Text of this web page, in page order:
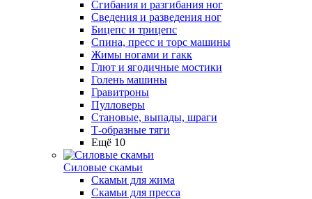
Сгибания и разгибания ног
Сведения и разведения ног
Бицепс и трицепс
Спина, пресс и торс машины
Жимы ногами и гакк
Глют и ягодичные мостики
Голень машины
Гравитроны
Пулловеры
Становые, выпады, шраги
Т-образные тяги
Ещё 10
Силовые скамьи
Скамьи для жима
Скамьи для пресса